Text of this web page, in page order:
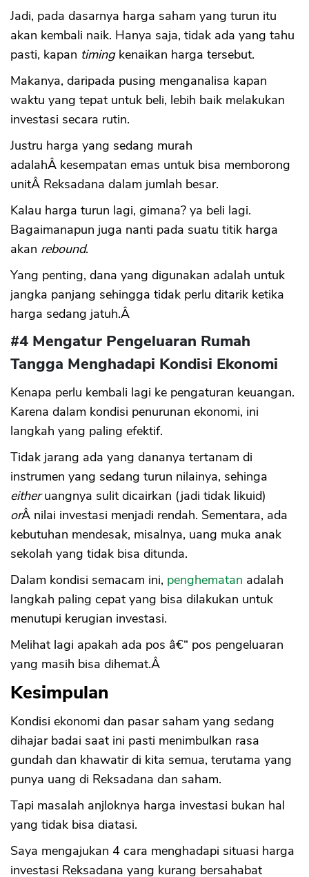
Jadi, pada dasarnya harga saham yang turun itu
akan kembali naik. Hanya saja, tidak ada yang tahu
pasti, kapan timingkenaikan harga tersebut.
Makanya, daripada pusing menganalisa kapan
waktu yang tepat untuk beli, lebih baik melakukan
investasi secara rutin.
Justru harga yang sedang murah
adalahÂ kesempatan emas untuk bisa memborong
unitÂ Reksadana dalam jumlah besar.
Kalau harga turun lagi, gimana? ya beli lagi.
Bagaimanapun juga nanti pada suatu titik harga
akan rebound.
Yang penting, dana yang digunakan adalah untuk
jangka panjang sehingga tidak perlu ditarik ketika
harga sedang jatuh.Â
#4 Mengatur Pengeluaran Rumah
Tangga Menghadapi Kondisi Ekonomi
Kenapa perlu kembali lagi ke pengaturan keuangan.
Karena dalam kondisi penurunan ekonomi, ini
langkah yang paling efektif.
Tidak jarang ada yang dananya tertanam di
instrumen yang sedang turun nilainya, sehinga
eitheruangnya sulit dicairkan (jadi tidak likuid)
orÂ nilai investasi menjadi rendah. Sementara, ada
kebutuhan mendesak, misalnya, uang muka anak
sekolah yang tidak bisa ditunda.
Dalam kondisi semacam ini, penghematan adalah
langkah paling cepat yang bisa dilakukan untuk
menutupi kerugian investasi.
Melihat lagi apakah ada pos â€“ pos pengeluaran
yang masih bisa dihemat.Â
Kesimpulan
Kondisi ekonomi dan pasar saham yang sedang
dihajar badai saat ini pasti menimbulkan rasa
gundah dan khawatir di kita semua, terutama yang
punya uang di Reksadana dan saham.
Tapi masalah anjloknya harga investasi bukan hal
yang tidak bisa diatasi.
Saya mengajukan 4 cara menghadapi situasi harga
investasi Reksadana yang kurang bersahabat